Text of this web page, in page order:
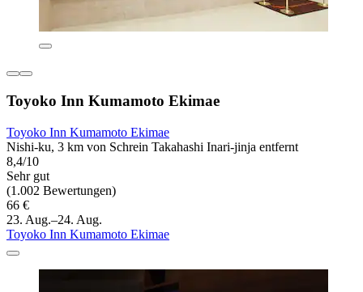
Toyoko Inn Kumamoto Ekimae
Toyoko Inn Kumamoto Ekimae
Nishi-ku, 3 km von Schrein Takahashi Inari-jinja entfernt
8,4/10
Sehr gut
(1.002 Bewertungen)
66 €
23. Aug.–24. Aug.
Toyoko Inn Kumamoto Ekimae